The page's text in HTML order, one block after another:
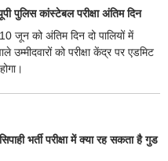
कांस्टेबल परीक्षा अंतिम दिन
जून को अंतिम दिन दो पालियों में
उम्मीदवारों को परीक्षा केंद्र पर एडमिट
भर्ती परीक्षा में क्या रह सकता है गुड